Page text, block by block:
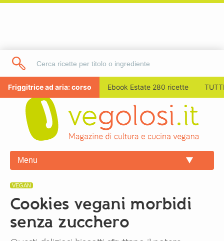
Friggitrice ad aria: corso Ebook Estate 280 ricette
Menu
VEGAN
Cookies vegani morbidi
senza zucchero